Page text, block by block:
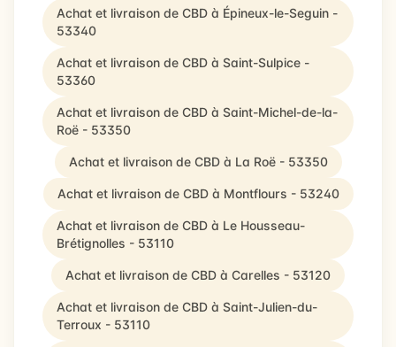
Achat et livraison de CBD à Épineux-le-Seguin -
53340
Achat et livraison de CBD à Saint-Sulpice -
53360
Achat et livraison de CBD à Saint-Michel-de-la-
Roë - 53350
Achat et livraison de CBD à La Roë - 53350
Achat et livraison de CBD à Montflours - 53240
Achat et livraison de CBD à Le Housseau-
Brétignolles - 53110
Achat et livraison de CBD à Carelles - 53120
Achat et livraison de CBD à Saint-Julien-du-
Terroux - 53110